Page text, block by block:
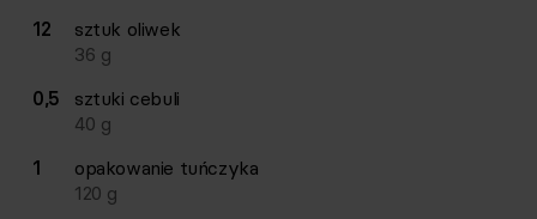
12
sztuk oliwek
36 g
0,5
sztuki cebuli
40 g
1
opakowanie tuńczyka
120 g